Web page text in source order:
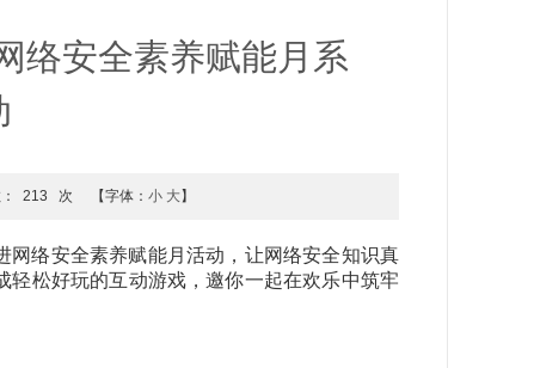
络安全素养赋能月系
213 次 【字体： 小 大】
络安全素养赋能月活动，让网络安全知识真
松好玩的互动游戏，邀你一起在欢乐中筑牢